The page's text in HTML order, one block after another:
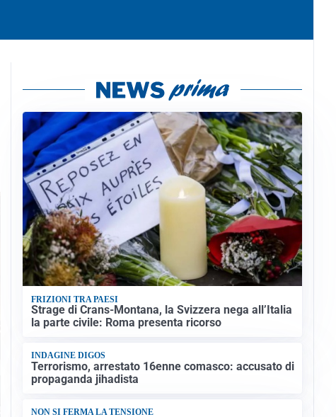
FRIZIONI TRA PAESI
Strage di Crans-Montana, la Svizzera nega all’Italia
la parte civile: Roma presenta ricorso
INDAGINE DIGOS
Terrorismo, arrestato 16enne comasco: accusato di
propaganda jihadista
NON SI FERMA LA TENSIONE